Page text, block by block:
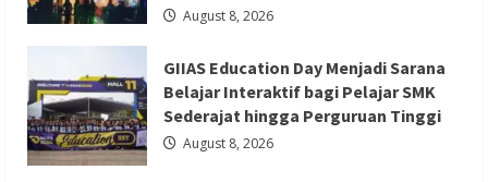
Berita Ekonomi dan Bisnis
Berita Mancanegara
Berita Terbaru
Serikat Usul Perlindungan Kerja ABK
Migran Saat Taifun dalam Forum FA di
August 8, 2026
GIIAS Education Day Menjadi Sarana
Belajar Interaktif bagi Pelajar SMK
Sederajat hingga Perguruan Tinggi
August 8, 2026